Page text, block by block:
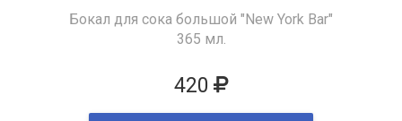
Бокал для сока большой "New York Bar"
365 мл.
420